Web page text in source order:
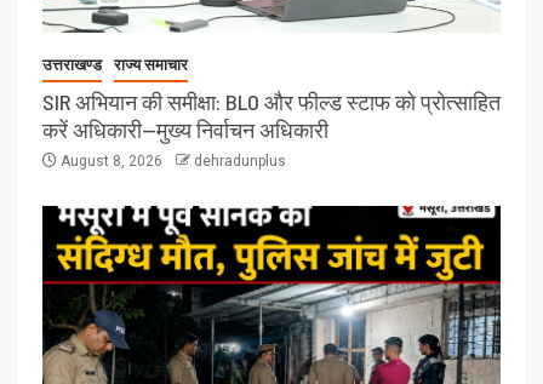
उत्तराखण्ड राज्य समाचार
SIR अभियान की समीक्षा: BLO और फील्ड स्टाफ को प्रोत्साहित
करें अधिकारी—मुख्य निर्वाचन अधिकारी
August 8, 2026 dehradunplus